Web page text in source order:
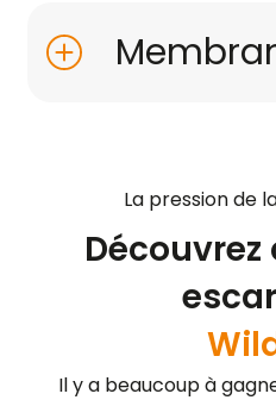
La pression de
Il y a beaucoup à